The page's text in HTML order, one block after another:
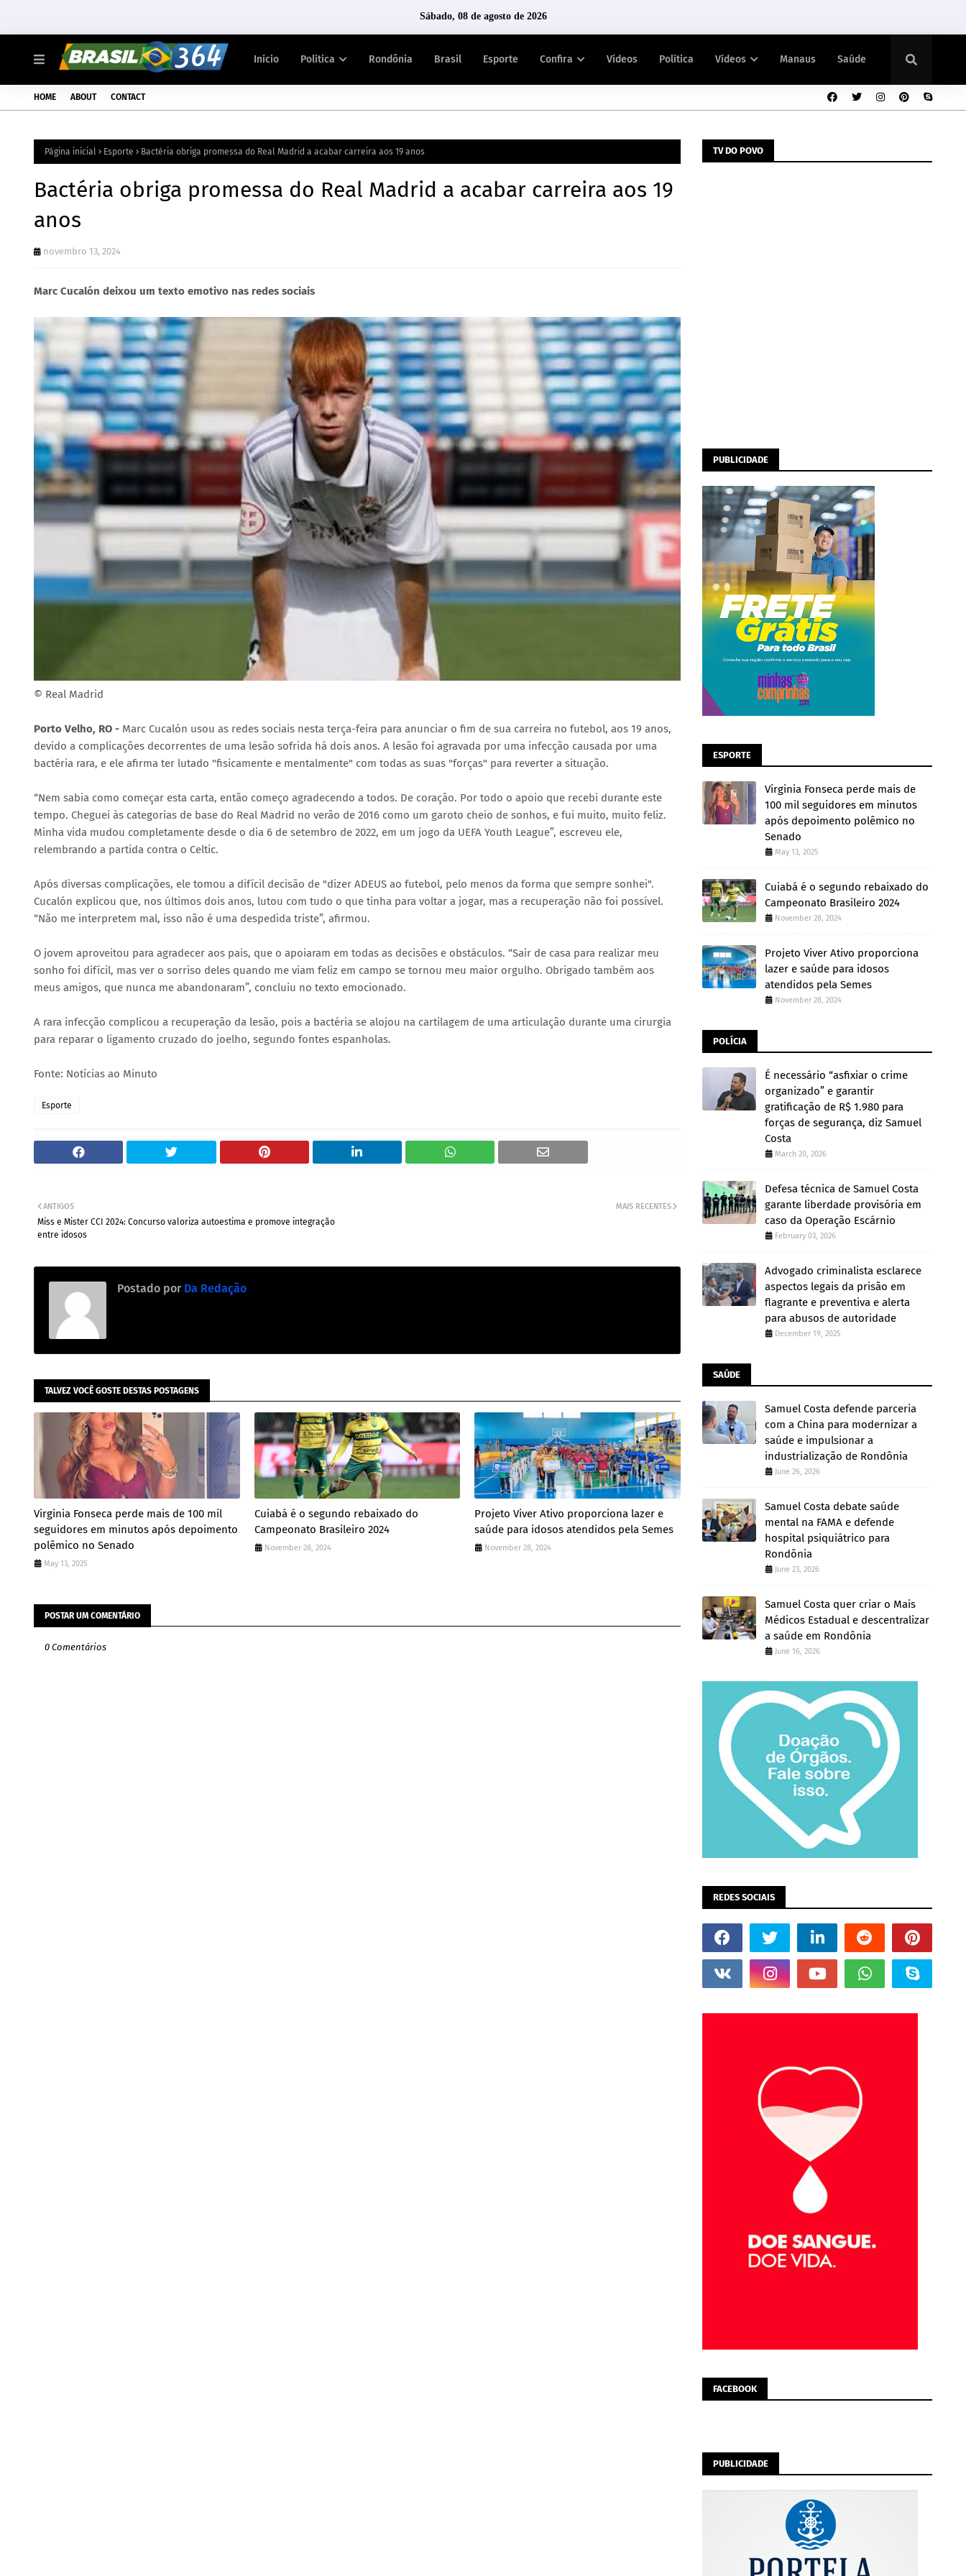
Sábado, 08 de agosto de 2026
Início Política Rondônia Brasil Esporte Confira Vídeos Política Vídeos Manaus Saúde
HOME ABOUT CONTACT
Página inicial Esporte Bactéria obriga promessa do Real Madrid a acabar carreira aos 19 anos
Bactéria obriga promessa do Real Madrid a acabar carreira aos 19
anos
novembro 13, 2024
Marc Cucalón deixou um texto emotivo nas redes sociais
© Real Madrid
Porto Velho, RO - Marc Cucalón usou as redes sociais nesta terça-feira para anunciar o fim de sua carreira no futebol, aos 19 anos,
devido a complicações decorrentes de uma lesão sofrida há dois anos. A lesão foi agravada por uma infecção causada por uma
bactéria rara, e ele afirma ter lutado "fisicamente e mentalmente" com todas as suas "forças" para reverter a situação.
“Nem sabia como começar esta carta, então começo agradecendo a todos. De coração. Por todo o apoio que recebi durante este
tempo. Cheguei às categorias de base do Real Madrid no verão de 2016 como um garoto cheio de sonhos, e fui muito, muito feliz.
Minha vida mudou completamente desde o dia 6 de setembro de 2022, em um jogo da UEFA Youth League”, escreveu ele,
relembrando a partida contra o Celtic.
Após diversas complicações, ele tomou a difícil decisão de "dizer ADEUS ao futebol, pelo menos da forma que sempre sonhei".
Cucalón explicou que, nos últimos dois anos, lutou com tudo o que tinha para voltar a jogar, mas a recuperação não foi possível.
“Não me interpretem mal, isso não é uma despedida triste”, afirmou.
O jovem aproveitou para agradecer aos pais, que o apoiaram em todas as decisões e obstáculos. “Sair de casa para realizar meu
sonho foi difícil, mas ver o sorriso deles quando me viam feliz em campo se tornou meu maior orgulho. Obrigado também aos
meus amigos, que nunca me abandonaram”, concluiu no texto emocionado.
A rara infecção complicou a recuperação da lesão, pois a bactéria se alojou na cartilagem de uma articulação durante uma cirurgia
para reparar o ligamento cruzado do joelho, segundo fontes espanholas.
Fonte: Notícias ao Minuto
Esporte
MAIS RECENTES
ANTIGOS
Miss e Mister CCI 2024: Concurso valoriza autoestima e promove integração
entre idosos
Postado por Da Redação
TALVEZ VOCÊ GOSTE DESTAS POSTAGENS
Virginia Fonseca perde mais de 100 mil
seguidores em minutos após depoimento
polêmico no Senado
May 13, 2025
Cuiabá é o segundo rebaixado do
Campeonato Brasileiro 2024
November 28, 2024
Projeto Viver Ativo proporciona lazer e
saúde para idosos atendidos pela Semes
November 28, 2024
POSTAR UM COMENTÁRIO
0 Comentários
TV DO POVO
PUBLICIDADE
ESPORTE
Virginia Fonseca perde mais de
100 mil seguidores em minutos
após depoimento polêmico no
Senado
May 13, 2025
Cuiabá é o segundo rebaixado do
Campeonato Brasileiro 2024
November 28, 2024
Projeto Viver Ativo proporciona
lazer e saúde para idosos
atendidos pela Semes
November 28, 2024
POLÍCIA
É necessário “asfixiar o crime
organizado” e garantir
gratificação de R$ 1.980 para
forças de segurança, diz Samuel
Costa
March 20, 2026
Defesa técnica de Samuel Costa
garante liberdade provisória em
caso da Operação Escárnio
February 03, 2026
Advogado criminalista esclarece
aspectos legais da prisão em
flagrante e preventiva e alerta
para abusos de autoridade
December 19, 2025
SAÚDE
Samuel Costa defende parceria
com a China para modernizar a
saúde e impulsionar a
industrialização de Rondônia
June 26, 2026
Samuel Costa debate saúde
mental na FAMA e defende
hospital psiquiátrico para
Rondônia
June 23, 2026
Samuel Costa quer criar o Mais
Médicos Estadual e descentralizar
a saúde em Rondônia
June 16, 2026
REDES SOCIAIS
FACEBOOK
PUBLICIDADE